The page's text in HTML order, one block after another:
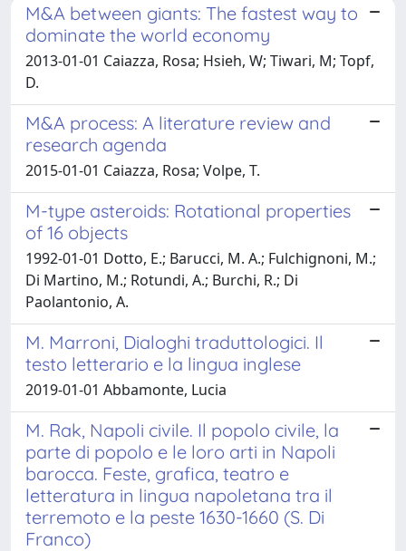
M&A between giants: The fastest way to
dominate the world economy
2013-01-01 Caiazza, Rosa; Hsieh, W; Tiwari, M; Topf,
D.
M&A process: A literature review and
research agenda
2015-01-01 Caiazza, Rosa; Volpe, T.
M-type asteroids: Rotational properties
of 16 objects
1992-01-01 Dotto, E.; Barucci, M. A.; Fulchignoni, M.;
Di Martino, M.; Rotundi, A.; Burchi, R.; Di
Paolantonio, A.
M. Marroni, Dialoghi traduttologici. Il
testo letterario e la lingua inglese
2019-01-01 Abbamonte, Lucia
M. Rak, Napoli civile. Il popolo civile, la
parte di popolo e le loro arti in Napoli
barocca. Feste, grafica, teatro e
letteratura in lingua napoletana tra il
terremoto e la peste 1630-1660 (S. Di
Franco)